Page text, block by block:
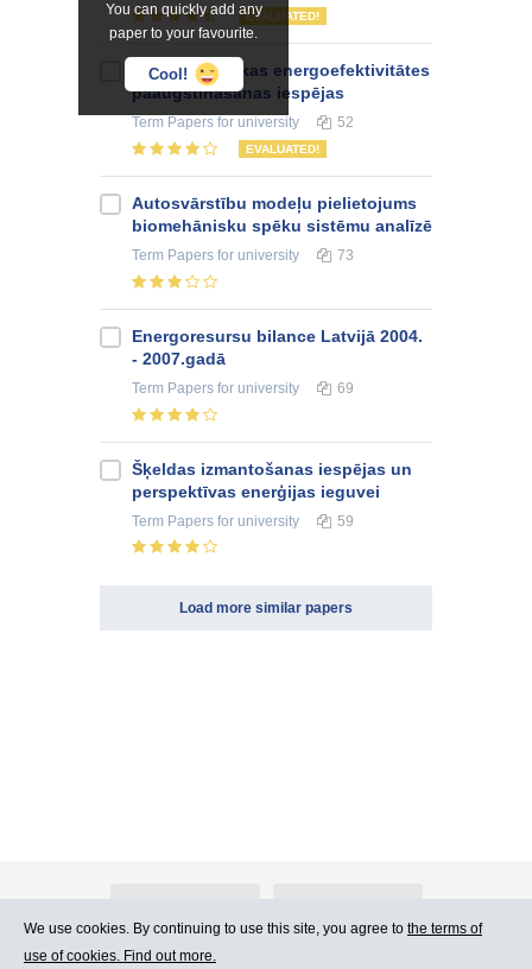
You can quickly add any
paper to your favourite.
Cool!
EVALUATED!
VUGD depo ēkas energoefektivitātes
paaugstināšanas iespējas
Term Papers for university 52
EVALUATED!
Autosvārstību modeļu pielietojums
biomehānisku spēku sistēmu analīzē
Term Papers for university 73
Energoresursu bilance Latvijā 2004.
- 2007.gadā
Term Papers for university 69
Šķeldas izmantošanas iespējas un
perspektīvas enerģijas ieguvei
Term Papers for university 59
Load more similar papers
We use cookies. By continuing to use this site, you agree to the terms of
use of cookies. Find out more.